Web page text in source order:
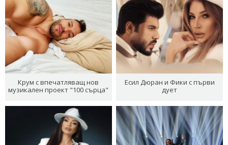
Крум с впечатляващ нов
музикален проект "100 сърца"
Есил Дюран и Фики с първи
дует